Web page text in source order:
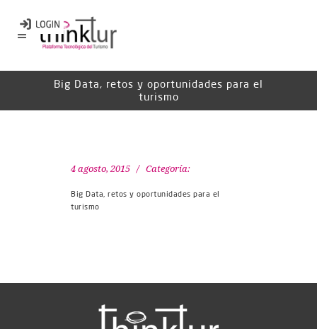
Big Data, retos y oportunidades para el
turismo
4 agosto, 2015 Categoría:
Big Data, retos y oportunidades para el
turismo